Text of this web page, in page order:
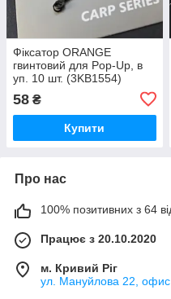
Фіксатор ORANGE
гвинтовий для Pop-Up, в
уп. 10 шт. (3KB1554)
58 ₴
Купити
Про нас
100% позитивних з 64
Працює з 20.10.2020
м. Кривий Ріг
ул. Мануйлова 22, офис